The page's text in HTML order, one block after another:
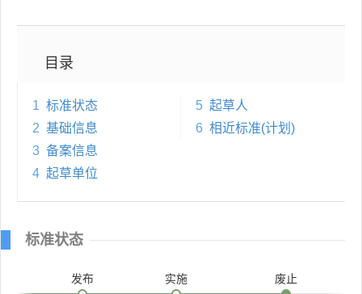
目录
1 标准状态
2 基础信息
3 备案信息
4 起草单位
5 起草人
6 相近标准(计划)
标准状态
发布 实施 废止